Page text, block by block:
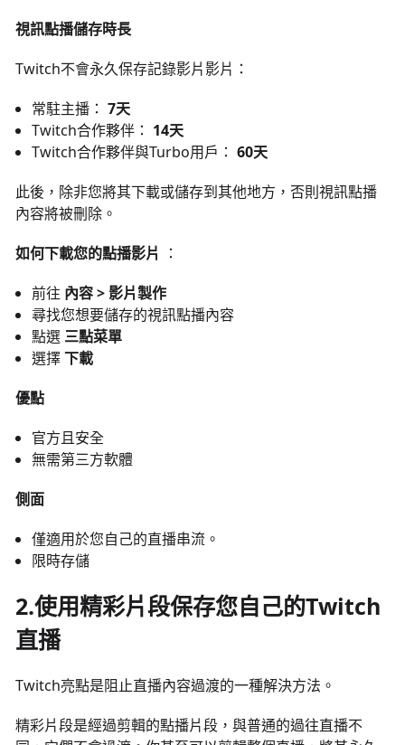
視訊點播儲存時長
Twitch不會永久保存記錄影片影片：
常駐主播： 7天
Twitch合作夥伴： 14天
Twitch合作夥伴與Turbo用戶： 60天
此後，除非您將其下載或儲存到其他地方，否則視訊點播
內容將被刪除。
如何下載您的點播影片
：
前往 內容 > 影片製作
尋找您想要儲存的視訊點播內容
點選 三點菜單
選擇下載
優點
官方且安全
無需第三方軟體
側面
僅適用於您自己的直播串流。
限時存儲
2.使用精彩片段保存您自己的Twitch
直播
Twitch亮點是阻止直播內容過渡的一種解決方法。
精彩片段是經過剪輯的點播片段，與普通的過往直播不